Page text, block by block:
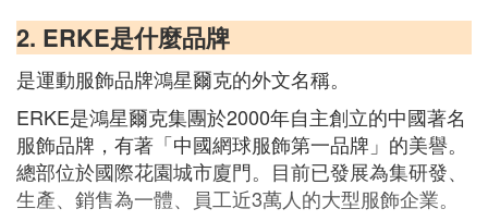
2. ERKE是什麼品牌
是運動服飾品牌鴻星爾克的外文名稱。
ERKE是鴻星爾克集團於2000年自主創立的中國著名
服飾品牌，有著「中國網球服飾第一品牌」的美譽。
總部位於國際花園城市廈門。目前已發展為集研發、
生產、銷售為一體、員工近3萬人的大型服飾企業。